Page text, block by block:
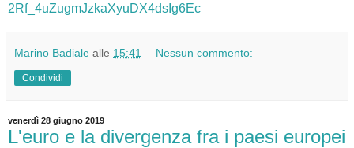
2Rf_4uZugmJzkaXyuDX4dsIg6Ec
Marino Badiale alle 15:41 Nessun commento:
Condividi
venerdì 28 giugno 2019
L'euro e la divergenza fra i paesi europei